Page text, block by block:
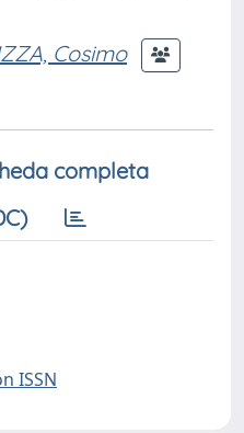
Cosimo
completa
ISSN